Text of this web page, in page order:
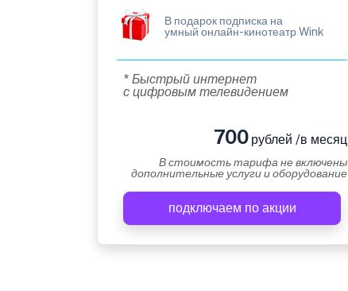
В подарок подписка на
умный онлайн-кинотеатр Wink
* Быстрый интернет
с цифровым телевидением
700рублей /в месяц
В стоимость тарифа не включены
дополнительные услуги и оборудование
подключаем по акции